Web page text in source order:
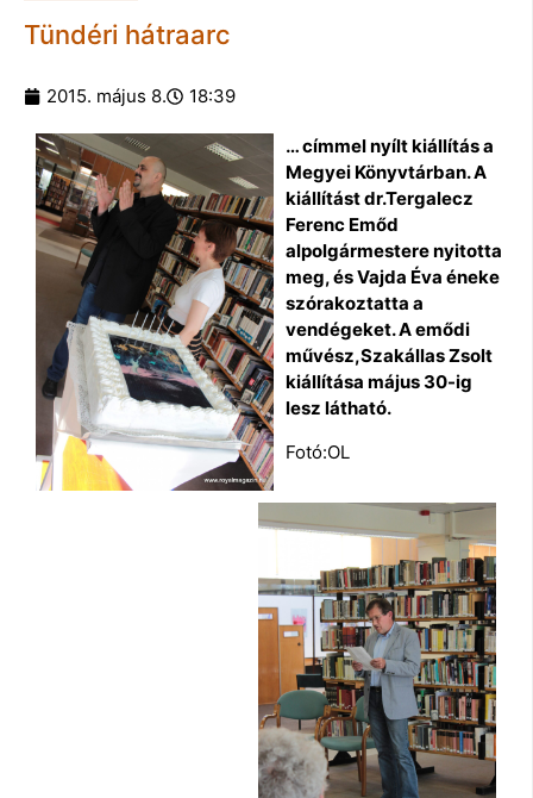
Tündéri hátraarc
2015. május 8. 18:39
… címmel nyílt kiállítás a
Megyei Könyvtárban. A
kiállítást dr.Tergalecz
Ferenc Emőd
alpolgármestere nyitotta
meg, és Vajda Éva éneke
szórakoztatta a
vendégeket. A emődi
művész,Szakállas Zsolt
kiállítása május 30-ig
lesz látható.
Fotó:OL